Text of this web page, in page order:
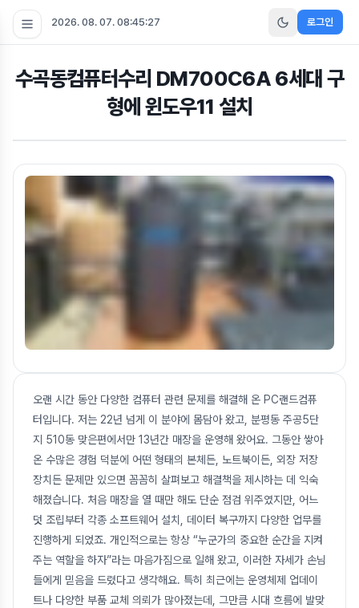
2026. 08. 07. 08:45:27 로그인
수곡동컴퓨터수리 DM700C6A 6세대 구
형에 윈도우11 설치
오랜 시간 동안 다양한 컴퓨터 관련 문제를 해결해 온 PC랜드컴퓨
터입니다. 저는 22년 넘게 이 분야에 몸담아 왔고, 분평동 주공5단
지 510동 맞은편에서만 13년간 매장을 운영해 왔어요. 그동안 쌓아
온 수많은 경험 덕분에 어떤 형태의 본체든, 노트북이든, 외장 저장
장치든 문제만 있으면 꼼꼼히 살펴보고 해결책을 제시하는 데 익숙
해졌습니다. 처음 매장을 열 때만 해도 단순 점검 위주였지만, 어느
덧 조립부터 각종 소프트웨어 설치, 데이터 복구까지 다양한 업무를
진행하게 되었죠. 개인적으로는 항상 “누군가의 중요한 순간을 지켜
주는 역할을 하자”라는 마음가짐으로 일해 왔고, 이러한 자세가 손님
들에게 믿음을 드렸다고 생각해요. 특히 최근에는 운영체제 업데이
트나 다양한 부품 교체 의뢰가 많아졌는데, 그만큼 시대 흐름에 발맞